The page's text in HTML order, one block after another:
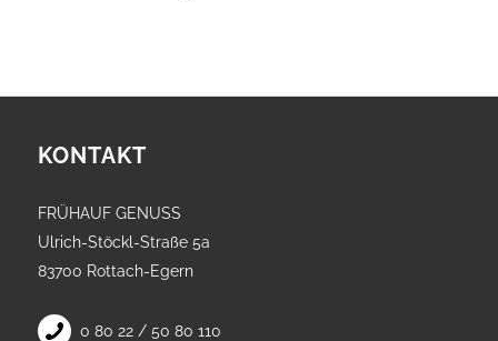
KONTAKT
FRÜHAUF GENUSS
Ulrich-Stöckl-Straße 5a
83700 Rottach-Egern
0 80 22 / 50 80 110